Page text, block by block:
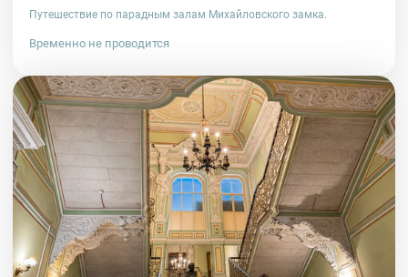
Путешествие по парадным залам Михайловского замка.
Временно не проводится